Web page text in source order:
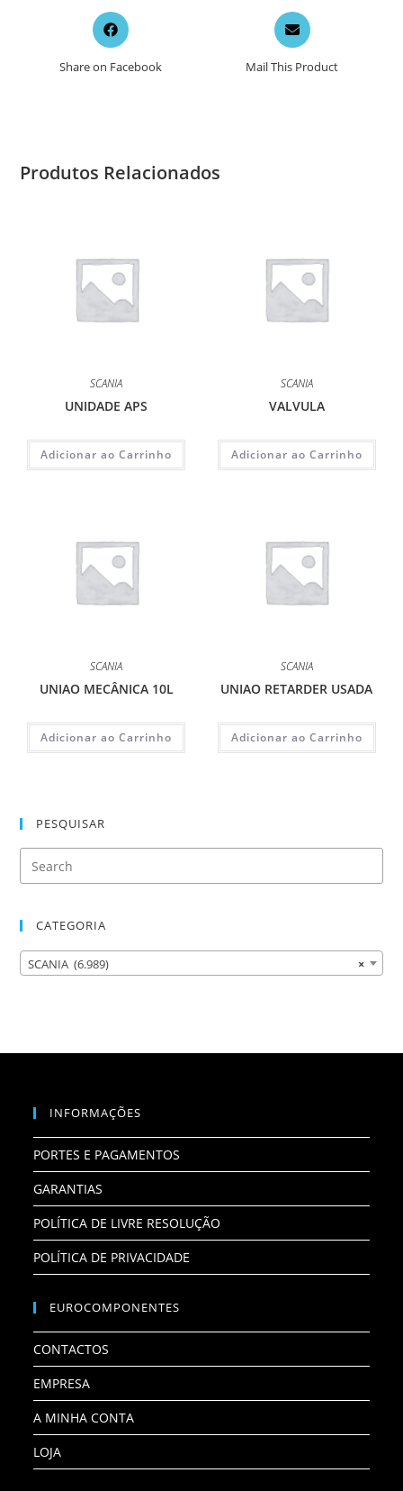
Opens
in
new
Share on Facebook
Opens
in
a
new
Mail This Product
Produtos Relacionados
SCANIA
UNIDADE APS
Adicionar ao Carrinho
SCANIA
VALVULA
Adicionar ao Carrinho
SCANIA
UNIAO MECÂNICA 10L
Adicionar ao Carrinho
SCANIA
UNIAO RETARDER USADA
Adicionar ao Carrinho
PESQUISAR
CATEGORIA
×
SCANIA (6.989)
INFORMAÇÕES
PORTES E PAGAMENTOS
GARANTIAS
POLÍTICA DE LIVRE RESOLUÇÃO
POLÍTICA DE PRIVACIDADE
EUROCOMPONENTES
CONTACTOS
EMPRESA
A MINHA CONTA
LOJA